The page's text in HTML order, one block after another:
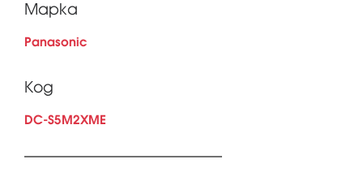
Марка
Panasonic
Код
DC-S5M2XME